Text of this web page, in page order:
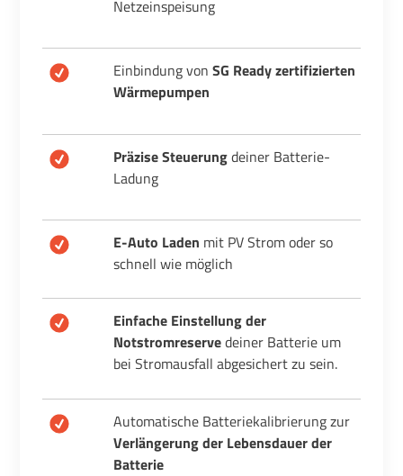
Netzeinspeisung
Einbindung vonSG Readyzertifizierten
Wärmepumpen
Präzise Steuerungdeiner Batterie-
Ladung
E-Auto Laden mit PV Strom oder so
schnell wie möglich
Einfache Einstellung der
Notstromreservedeiner Batterie um
bei Stromausfall abgesichert zu sein.
Automatische Batteriekalibrierung zur
Verlängerung der Lebensdauer der
Batterie